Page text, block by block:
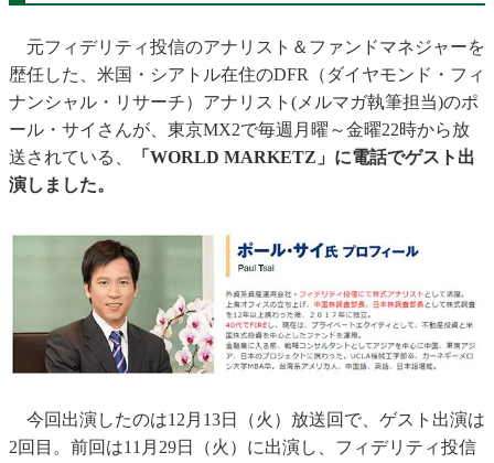
元フィデリティ投信のアナリスト＆ファンドマネジャーを
歴任した、米国・シアトル在住のDFR（ダイヤモンド・フィ
ナンシャル・リサーチ）アナリスト(メルマガ執筆担当)のポ
ール・サイさんが、東京MX2で毎週月曜～金曜22時から放
送されている、
「WORLD MARKETZ」に電話でゲスト出
演しました。
今回出演したのは12月13日（火）放送回で、ゲスト出演は
2回目。前回は11月29日（火）に出演し、フィデリティ投信